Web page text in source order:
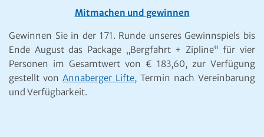
Mitmachen und gewinnen
Gewinnen Sie in der 171. Runde unseres Gewinnspiels bis
Ende August das Package „Bergfahrt + Zipline“ für vier
Personen im Gesamtwert von € 183,60, zur Verfügung
gestellt von Annaberger Lifte, Termin nach Vereinbarung
und Verfügbarkeit.